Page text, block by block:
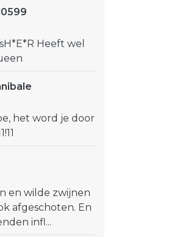
Heeft wel
het word je door
en wilde zwijnen
afgeschoten. En
infl...